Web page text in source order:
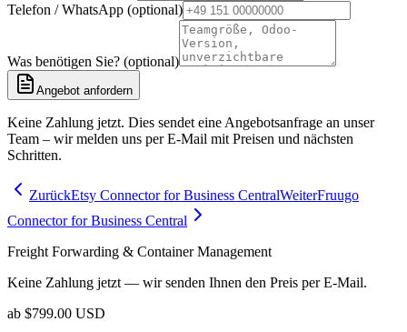
Telefon / WhatsApp (optional)
Was benötigen Sie? (optional)
Angebot anfordern
Keine Zahlung jetzt. Dies sendet eine Angebotsanfrage an unser
Team – wir melden uns per E-Mail mit Preisen und nächsten
Schritten.
ZurückEtsy Connector for Business CentralWeiterFruugo
Connector for Business Central
Freight Forwarding & Container Management
Keine Zahlung jetzt — wir senden Ihnen den Preis per E-Mail.
ab $799.00 USD